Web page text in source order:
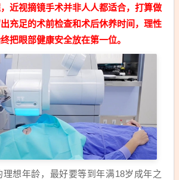
近视摘镜手术并非人人都适合，打算做
充足的术前检查和术后休养时间，理性
把眼部健康安全放在第一位。
想年龄，最好要等到年满18岁成年之